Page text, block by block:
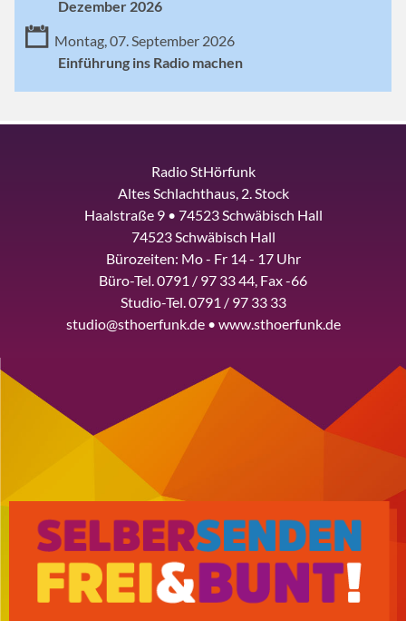
Dezember 2026
Montag, 07. September 2026
Einführung ins Radio machen
Radio StHörfunk
Altes Schlachthaus, 2. Stock
Haalstraße 9 • 74523 Schwäbisch Hall
74523 Schwäbisch Hall
Bürozeiten: Mo - Fr 14 - 17 Uhr
Büro-Tel. 0791 / 97 33 44, Fax -66
Studio-Tel. 0791 / 97 33 33
studio@sthoerfunk.de • www.sthoerfunk.de